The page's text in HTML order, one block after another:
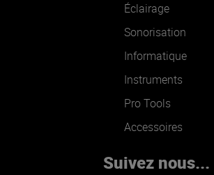
Éclairage
Sonorisation
Informatique
Instruments
Pro Tools
Accessoires
Suivez nous...